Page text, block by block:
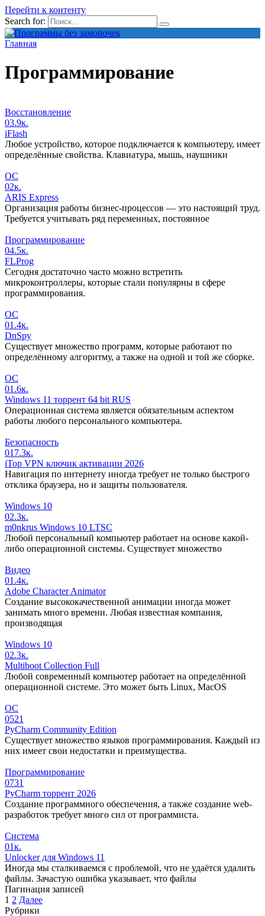
Перейти к контенту
Search for:
Главная
Программирование
Восстановление
03.9к.
iFlash
Любое устройство, которое подключается к компьютеру, имеет
определённые свойства. Клавиатура, мышь, наушники
ОС
02к.
ARIS Express
Организация работы бизнес-процессов — это настоящий труд.
Требуется учитывать ряд переменных, постоянное
Программирование
04.5к.
FLProg
Сегодня достаточно часто можно встретить
микроконтроллеры, которые стали популярны в сфере
программирования.
ОС
01.4к.
DnSpy
Существует множество программ, которые работают по
определённому алгоритму, а также на одной и той же сборке.
ОС
01.6к.
Windows 11 торрент 64 bit RUS
Операционная система является обязательным аспектом
работы любого персонального компьютера.
Безопасность
017.3к.
iTop VPN ключик активации 2026
Навигация по интернету иногда требует не только быстрого
отклика браузера, но и защиты пользователя.
Windows 10
02.3к.
m0nkrus Windows 10 LTSC
Любой персональный компьютер работает на основе какой-
либо операционной системы. Существует множество
Видео
01.4к.
Adobe Character Animator
Создание высококачественной анимации иногда может
занимать много времени. Любая известная компания,
производящая
Windows 10
02.3к.
Multiboot Collection Full
Любой современный компьютер работает на определённой
операционной системе. Это может быть Linux, MacOS
ОС
0521
PyCharm Community Edition
Существует множество языков программирования. Каждый из
них имеет свои недостатки и преимущества.
Программирование
0731
PyCharm торрент 2026
Создание программного обеспечения, а также создание web-
разработок требует много сил от программиста.
Система
01к.
Unlocker для Windows 11
Иногда мы сталкиваемся с проблемой, что не удаётся удалить
файлы. Зачастую ошибка указывает, что файлы
Пагинация записей
1 2 Далее
Рубрики